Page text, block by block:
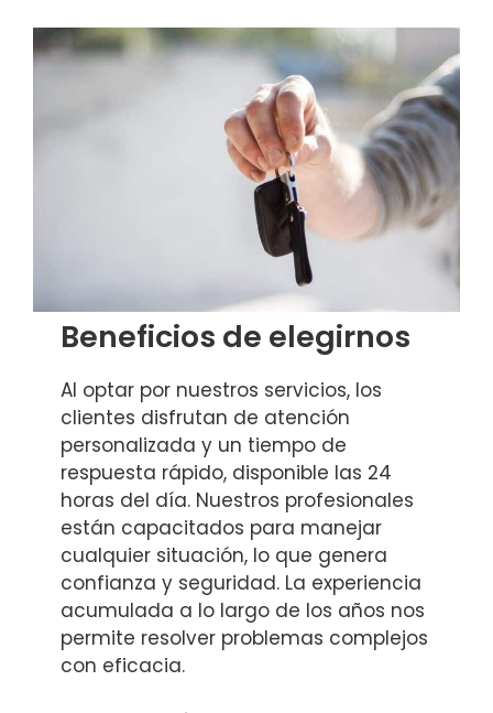
Beneficios de elegirnos
Al optar por nuestros servicios, los
clientes disfrutan de atención
personalizada y un tiempo de
respuesta rápido, disponible las 24
horas del día. Nuestros profesionales
están capacitados para manejar
cualquier situación, lo que genera
confianza y seguridad. La experiencia
acumulada a lo largo de los años nos
permite resolver problemas complejos
con eficacia.